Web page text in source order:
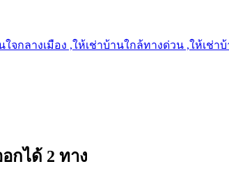
จกลางเมือง ,ให้เช่าบ้านใกล้ทางด่วน ,ให้เช่
กได้ 2 ทาง